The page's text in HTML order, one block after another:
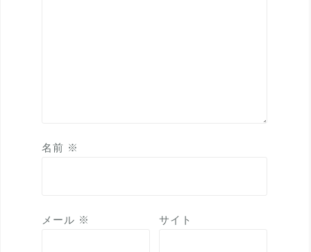
名前 ※
メール ※ サイト